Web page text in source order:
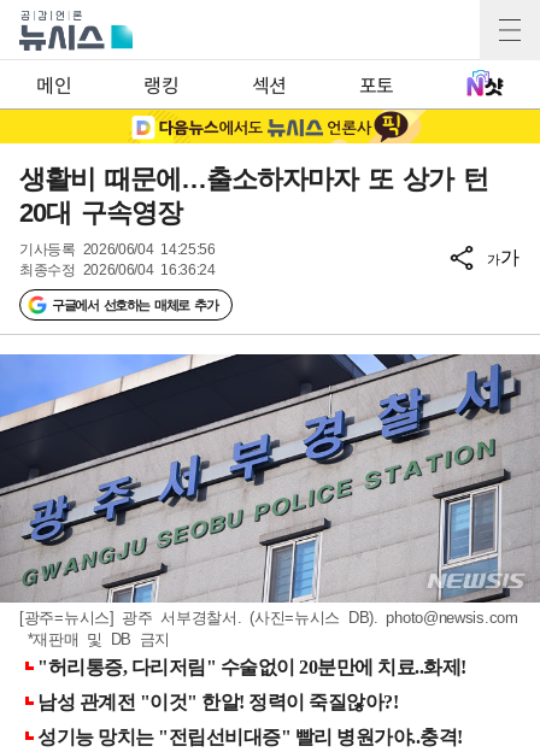
메인 랭킹 섹션 포토
생활비 때문에…출소하자마자 또 상가 턴
20대 구속영장
기사등록 2026/06/04 14:25:56
최종수정 2026/06/04 16:36:24
구글에서 선호하는 매체로 추가
가가
[광주=뉴시스] 광주 서부경찰서. (사진=뉴시스 DB).photo@newsis.com
*재판매 및 DB 금지